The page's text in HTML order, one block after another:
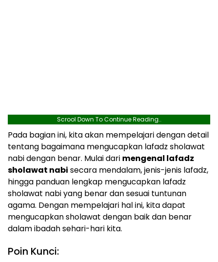
Scrool Down To Continue Reading..
Pada bagian ini, kita akan mempelajari dengan detail
tentang bagaimana mengucapkan lafadz sholawat
nabi dengan benar. Mulai dari mengenal lafadz
sholawat nabi secara mendalam, jenis-jenis lafadz,
hingga panduan lengkap mengucapkan lafadz
sholawat nabi yang benar dan sesuai tuntunan
agama. Dengan mempelajari hal ini, kita dapat
mengucapkan sholawat dengan baik dan benar
dalam ibadah sehari-hari kita.
Poin Kunci: